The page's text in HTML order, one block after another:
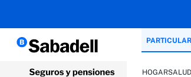
HOGARSALUD